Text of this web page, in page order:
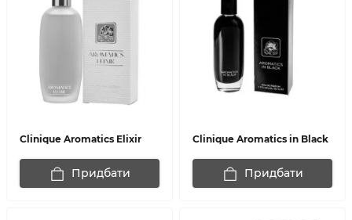
Clinique Aromatics Elixir
Придбати
Clinique Aromatics in Black
Придбати